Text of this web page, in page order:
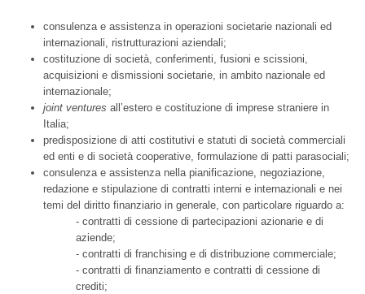
consulenza e assistenza in operazioni societarie nazionali ed
internazionali, ristrutturazioni aziendali;
costituzione di società, conferimenti, fusioni e scissioni,
acquisizioni e dismissioni societarie, in ambito nazionale ed
internazionale;
joint venturesall’estero e costituzione di imprese straniere in
Italia;
predisposizione di atti costitutivi e statuti di società commerciali
ed enti e di società cooperative, formulazione di patti parasociali;
consulenza e assistenza nella pianificazione, negoziazione,
redazione e stipulazione di contratti interni e internazionali e nei
temi del diritto finanziario in generale, con particolare riguardo a:
- contratti di cessione di partecipazioni azionarie e di
aziende;
- contratti di franchising e di distribuzione commerciale;
- contratti di finanziamento e contratti di cessione di
crediti;